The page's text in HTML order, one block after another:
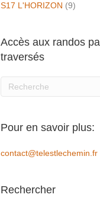
S17 L'HORIZON (9)
Accès aux randos
traversés
Pour en savoir plus:
contact@telestlechemin.fr
Rechercher